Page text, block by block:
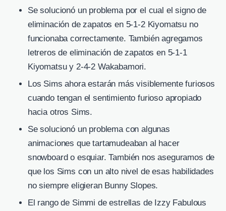
Se solucionó un problema por el cual el signo de
eliminación de zapatos en 5-1-2 Kiyomatsu no
funcionaba correctamente. También agregamos
letreros de eliminación de zapatos en 5-1-1
Kiyomatsu y 2-4-2 Wakabamori.
Los Sims ahora estarán más visiblemente furiosos
cuando tengan el sentimiento furioso apropiado
hacia otros Sims.
Se solucionó un problema con algunas
animaciones que tartamudeaban al hacer
snowboard o esquiar. También nos aseguramos de
que los Sims con un alto nivel de esas habilidades
no siempre eligieran Bunny Slopes.
El rango de Simmi de estrellas de Izzy Fabulous